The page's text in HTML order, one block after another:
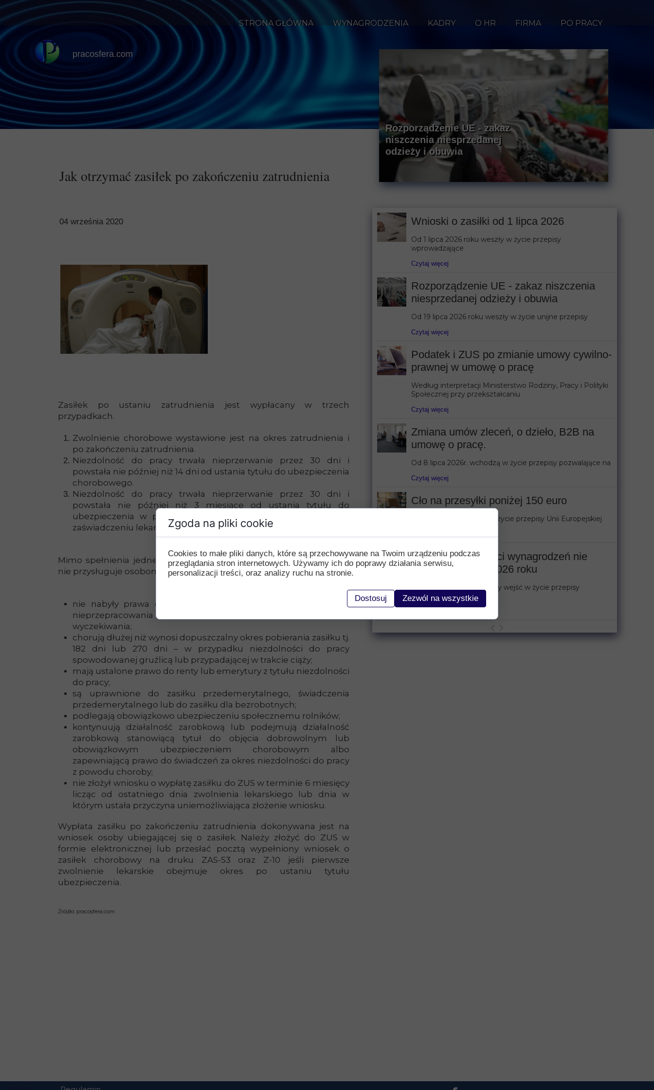
Rozporządzenie UE - zakaz
niszczenia niesprzedanej
odzieży i obuwia
STRONA GŁÓWNA WYNAGRODZENIA KADRY O HR FIRMA PO PRACY
pracosfera.com
Jak otrzymać zasiłek po zakończeniu zatrudnienia
04 września 2020 Wnioski o zasiłki od 1 lipca 2026
Od 1 lipca 2026 roku weszły w życie przepisy
wprowadzające
Czytaj więcej
Rozporządzenie UE - zakaz niszczenia
niesprzedanej odzieży i obuwia
Od 19 lipca 2026 roku weszły w życie unijne przepisy
Czytaj więcej
Podatek i ZUS po zmianie umowy cywilno-
prawnej w umowę o pracę
Według interpretacji Ministerstwo Rodziny, Pracy i Polityki
Społecznej przy przekształcaniu
Czytaj więcej
Zmiana umów zleceń, o dzieło, B2B na
umowę o pracę.
Od 8 lipca 2026r. wchodzą w życie przepisy pozwalające na
Czytaj więcej
Cło na przesyłki poniżej 150 euro
Od 1 lipca 2026r. wejdą w życie przepisy Unii Europejskiej
Przepisy o jawności wynagrodzeń nie
wejdą w życie w 2026 roku
7 czerwca 2026 roku miały wejść w życie przepisy
wprowadzające
Zasiłek po ustaniu zatrudnienia jest wypłacany w trzech
przypadkach.
Zwolnienie chorobowe wystawione jest na okres zatrudnienia i
po zakończeniu zatrudnienia.
Niezdolność do pracy trwała nieprzerwanie przez 30 dni i
powstała nie później niż 14 dni od ustania tytułu do ubezpieczenia
chorobowego.
Niezdolność do pracy trwała nieprzerwanie przez 30 dni i
powstała nie później niż 3 miesiące od ustania tytułu do
ubezpieczenia w przypadku choroby zakaźnej (oznaczonej w
zaświadczeniu lekarskim kodem literowym “E”).
Mimo spełnienia jednego z wyżej wymienionych warunków zasiłek
nie przysługuje osobom, które:
nie nabyły prawa do zasiłku podczas zatrudnienia z powodu
nieprzepracowania wymaganego okresu, tak zwanego okresu
wyczekiwania;
chorują dłużej niż wynosi dopuszczalny okres pobierania zasiłku tj.
182 dni lub 270 dni – w przypadku niezdolności do pracy
spowodowanej gruźlicą lub przypadającej w trakcie ciąży;
mają ustalone prawo do renty lub emerytury z tytułu niezdolności
do pracy;
są uprawnione do zasiłku przedemerytalnego, świadczenia
przedemerytalnego lub do zasiłku dla bezrobotnych;
podlegają obowiązkowo ubezpieczeniu społecznemu rolników;
kontynuują działalność zarobkową lub podejmują działalność
zarobkową stanowiącą tytuł do objęcia dobrowolnym lub
obowiązkowym ubezpieczeniem chorobowym albo
zapewniającą prawo do świadczeń za okres niezdolności do pracy
z powodu choroby;
nie złożył wniosku o wypłatę zasiłku do ZUS w terminie 6 miesięcy
licząc od ostatniego dnia zwolnienia lekarskiego lub dnia w
którym ustała przyczyna uniemożliwiająca złożenie wniosku.
Wypłata zasiłku po zakończeniu zatrudnienia dokonywana jest na
wniosek osoby ubiegającej się o zasiłek. Należy złożyć do ZUS w
formie elektronicznej lub przesłać pocztą wypełniony wniosek o
zasiłek chorobowy na druku ZAS-53 oraz Z-10 jeśli pierwsze
zwolnienie lekarskie obejmuje okres po ustaniu tytułu
ubezpieczenia.
Źródło: pracosfera.com
Zgoda na pliki cookie
Cookies to małe pliki danych, które są przechowywane na Twoim urządzeniu podczas
przeglądania stron internetowych. Używamy ich do poprawy działania serwisu,
personalizacji treści, oraz analizy ruchu na stronie.
Dostosuj Zezwól na wszystkie